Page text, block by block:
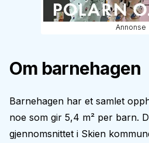
Annonse
Om barnehagen
Barnehagen har et samlet
noe som gir 5,4 m² per barn.
gjennomsnittet i Skien